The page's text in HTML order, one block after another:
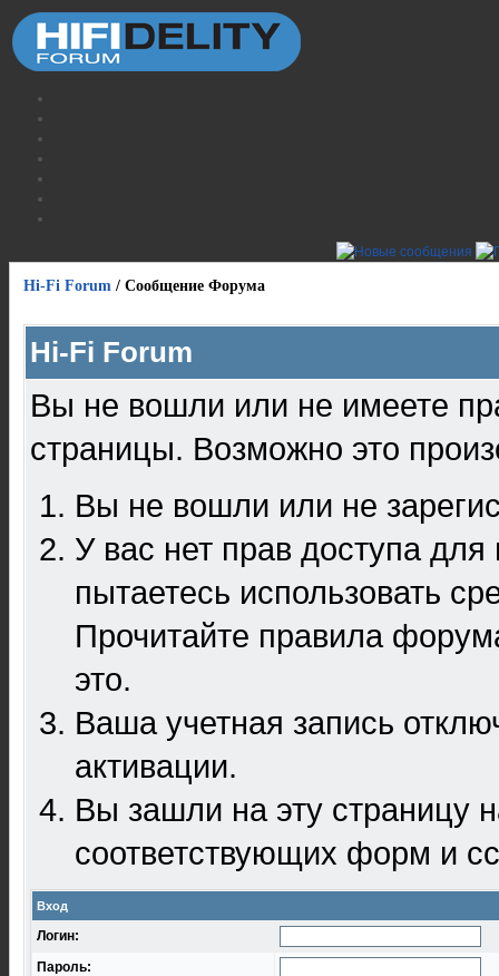
Hi-Fi Forum / Сообщение Форума
Hi-Fi Forum
Вы не вошли или не имеете
страницы. Возможно это
Вы не вошли или не
У вас нет прав доступа
пытаетесь использовать
Прочитайте правила
это.
Ваша учетная запись
активации.
Вы зашли на эту
соответствующих форм и
Вход
Логин:
Пароль: